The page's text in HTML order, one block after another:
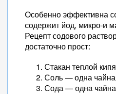
Особенно эффективна
содержит йод, микро-и
Рецепт содового
достаточно прост:
Стакан теплой
Соль — одна
Сода — одна